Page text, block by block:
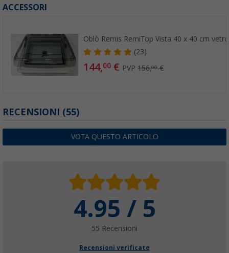
ACCESSORI
Oblò Remis RemiTop Vista 40 x 40 cm
(23)
144,00 € PVP156,00€
RECENSIONI (55)
VOTA QUESTO ARTICOLO
4.95 / 5
55 Recensioni
Recensioni verificate